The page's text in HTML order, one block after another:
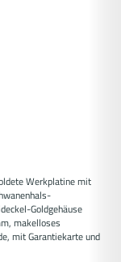
Werkplatine mit
Goldgehäuse
makelloses
mit Garantiekarte und